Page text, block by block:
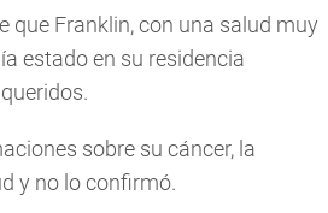
que Franklin, con una salud muy
estado en su residencia
sobre su cáncer, la
y no lo confirmó.